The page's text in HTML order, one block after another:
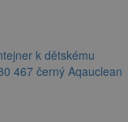
k dětskému
467 černý Aqauclean